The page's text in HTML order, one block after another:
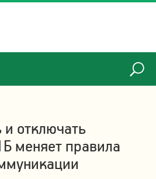
отключать
меняет правила